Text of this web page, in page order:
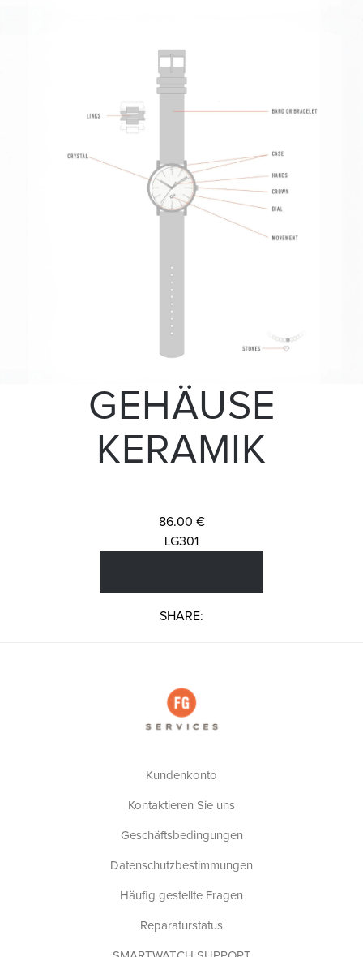
GEHÄUSE
KERAMIK
86.00 €
LG301
SHARE:
Kundenkonto
Kontaktieren Sie uns
Geschäftsbedingungen
Datenschutzbestimmungen
Häufig gestellte Fragen
Reparaturstatus